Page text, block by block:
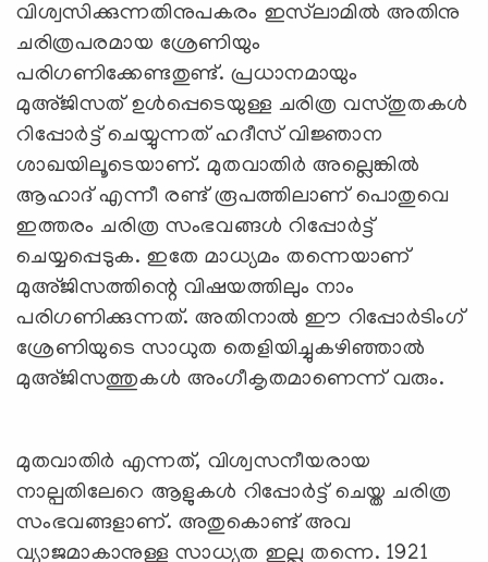
വിശ്വസിക്കുന്നതിനുപകരം ഇസ്‍ലാമിൽ അതിനു
ചരിത്രപരമായ ശ്രേണിയും
പരിഗണിക്കേണ്ടതുണ്ട്. പ്രധാനമായും
മുഅ്ജിസത് ഉൾപ്പെടെയുള്ള ചരിത്ര വസ്തുതകള്‍
റിപ്പോർട്ട് ചെയ്യുന്നത് ഹദീസ് വിജ്ഞാന
ശാഖയിലൂടെയാണ്. മുതവാതിർ അല്ലെങ്കിൽ
ആഹാദ് എന്നീ രണ്ട് രൂപത്തിലാണ് പൊതുവെ
ഇത്തരം ചരിത്ര സംഭവങ്ങള്‍ റിപ്പോർട്ട്
ചെയ്യപ്പെടുക. ഇതേ മാധ്യമം തന്നെയാണ്
മുഅ്ജിസത്തിന്റെ വിഷയത്തിലും നാം
പരിഗണിക്കുന്നത്. അതിനാല്‍ ഈ റിപ്പോര്‍ടിംഗ്
ശ്രേണിയുടെ സാധുത തെളിയിച്ചുകഴിഞ്ഞാൽ
മുഅ്ജിസത്തുകൾ അംഗീകൃതമാണെന്ന് വരും.
മുതവാതിർ എന്നത്, വിശ്വസനീയരായ
നാല്പതിലേറെ ആളുകൾ റിപ്പോർട്ട് ചെയ്ത ചരിത്ര
സംഭവങ്ങളാണ്. അതുകൊണ്ട് അവ
വ്യാജമാകാനുള്ള സാധ്യത ഇല്ല തന്നെ. 1921